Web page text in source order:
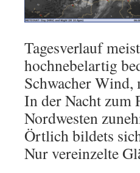
Tagesverlauf
hochnebelartig
Schwacher
In der Nacht zum
Nordwesten
Örtlich bildets
Nur vereinzelte